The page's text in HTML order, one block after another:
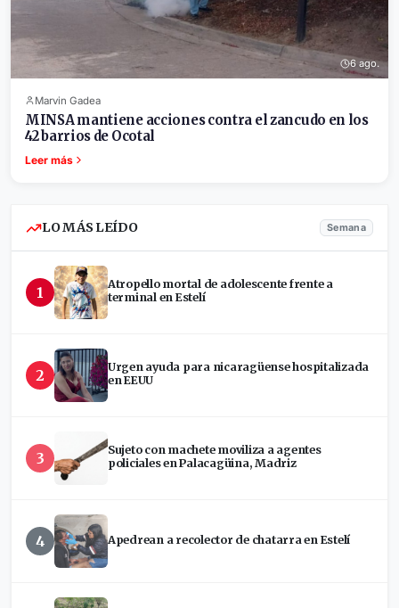
6 ago.
Marvin Gadea
MINSA mantiene acciones contra el zancudo en los
42 barrios de Ocotal
Leer más
LO MÁS LEÍDO Semana
1
Atropello mortal de adolescente frente a
terminal en Estelí
2
Urgen ayuda para nicaragüense hospitalizada
en EEUU
3
Sujeto con machete moviliza a agentes
policiales en Palacagüina, Madriz
4 Apedrean a recolector de chatarra en Estelí